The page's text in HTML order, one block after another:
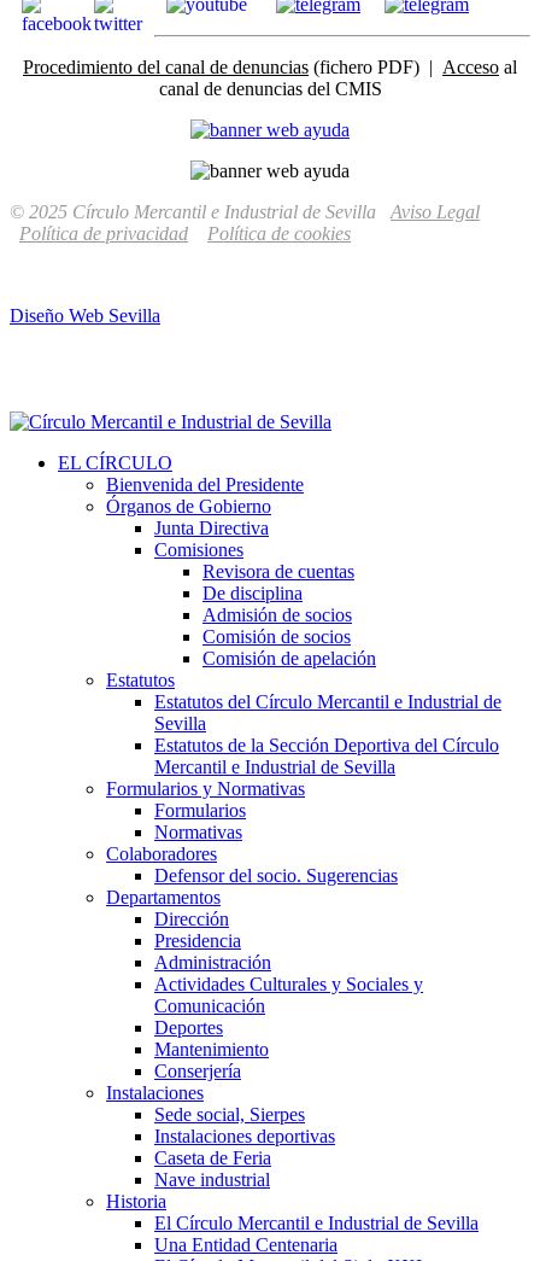
Procedimiento del canal de denuncias (fichero PDF) | Acceso al
canal de denuncias del CMIS
© 2025 Círculo Mercantil e Industrial de Sevilla Aviso Legal
Política de privacidad
Política de cookies
Diseño Web Sevilla
EL CÍRCULO
Bienvenida del Presidente
Órganos de Gobierno
Junta Directiva
Comisiones
Revisora de cuentas
De disciplina
Admisión de socios
Comisión de socios
Comisión de apelación
Estatutos
Estatutos del Círculo Mercantil e Industrial de
Sevilla
Estatutos de la Sección Deportiva del Círculo
Mercantil e Industrial de Sevilla
Formularios y Normativas
Formularios
Normativas
Colaboradores
Defensor del socio. Sugerencias
Departamentos
Dirección
Presidencia
Administración
Actividades Culturales y Sociales y
Comunicación
Deportes
Mantenimiento
Conserjería
Instalaciones
Sede social, Sierpes
Instalaciones deportivas
Caseta de Feria
Nave industrial
Historia
El Círculo Mercantil e Industrial de Sevilla
Una Entidad Centenaria